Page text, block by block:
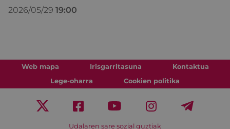
2026/05/29 19:00
Web mapa Irisgarritasuna
Kontaktua
Lege-oharra
Cookien politika
Udalaren sare sozial guztiak